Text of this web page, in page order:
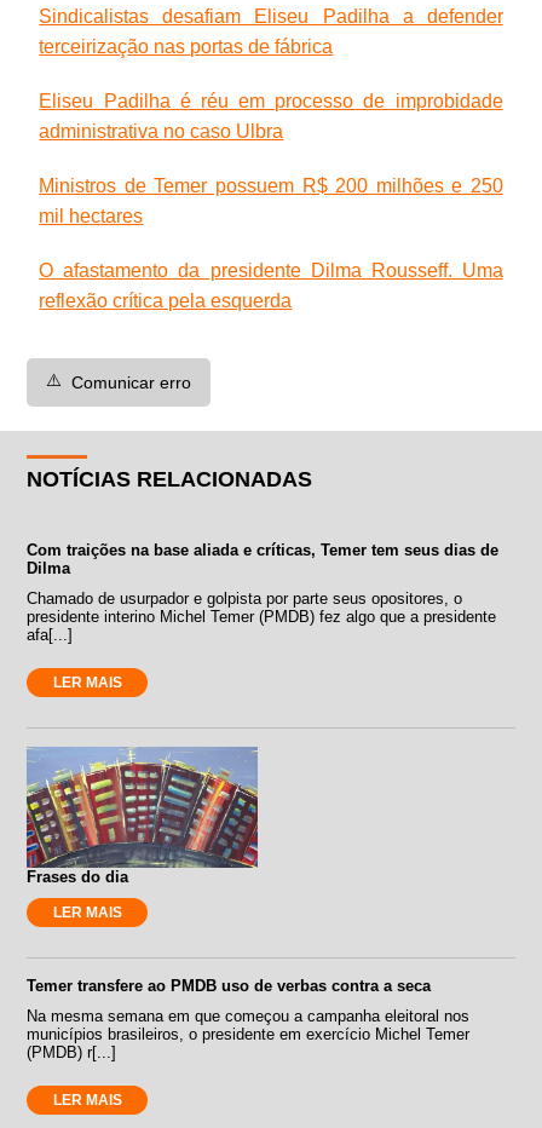
Sindicalistas desafiam Eliseu Padilha a defender
terceirização nas portas de fábrica
Eliseu Padilha é réu em processo de improbidade
administrativa no caso Ulbra
Ministros de Temer possuem R$ 200 milhões e 250
mil hectares
O afastamento da presidente Dilma Rousseff. Uma
reflexão crítica pela esquerda
⚠️ Comunicar erro
NOTÍCIAS RELACIONADAS
Com traições na base aliada e críticas, Temer tem seus dias de
Dilma
Chamado de usurpador e golpista por parte seus opositores, o
presidente interino Michel Temer (PMDB) fez algo que a presidente
afa[...]
LER MAIS
Frases do dia
LER MAIS
Temer transfere ao PMDB uso de verbas contra a seca
Na mesma semana em que começou a campanha eleitoral nos
municípios brasileiros, o presidente em exercício Michel Temer
(PMDB) r[...]
LER MAIS